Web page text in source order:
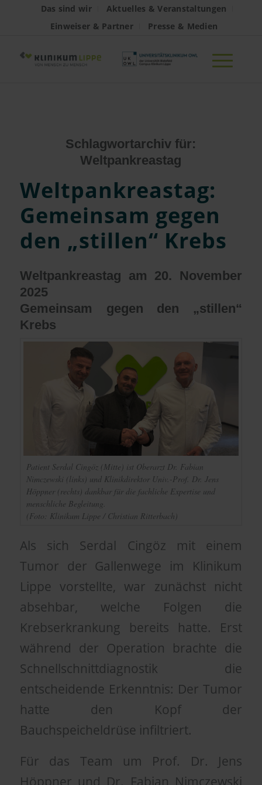
Das sind wir
Aktuelles & Veranstaltungen
Einweiser & Partner
Presse & Medien
Schlagwortarchiv für:
Weltpankreastag
Weltpankreastag:
Gemeinsam gegen
den „stillen“ Krebs
Weltpankreastag am 20. November
2025
Gemeinsam gegen den „stillen“
Krebs
Patient Serdal Cingöz (Mitte) ist Oberarzt Dr. Fabian
Nimczewski (links) und Klinikdirektor Univ.-Prof. Dr. Jens
Höppner (rechts) dankbar für die fachliche Expertise und
menschliche Begleitung.
(Foto: Klinikum Lippe / Christian Ritterbach)
Als sich Serdal Cingöz mit einem
Tumor der Gallenwege im Klinikum
Lippe vorstellte, war zunächst nicht
absehbar, welche Folgen die
Krebserkrankung bereits hatte. Erst
während der Operation brachte die
Schnellschnittdiagnostik die
entscheidende Erkenntnis: Der Tumor
hatte den Kopf der
Bauchspeicheldrüse infiltriert.
Für das Team um Prof. Dr. Jens
Höppner und Dr. Fabian Nimczewski